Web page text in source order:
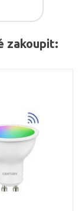
zakoupit: